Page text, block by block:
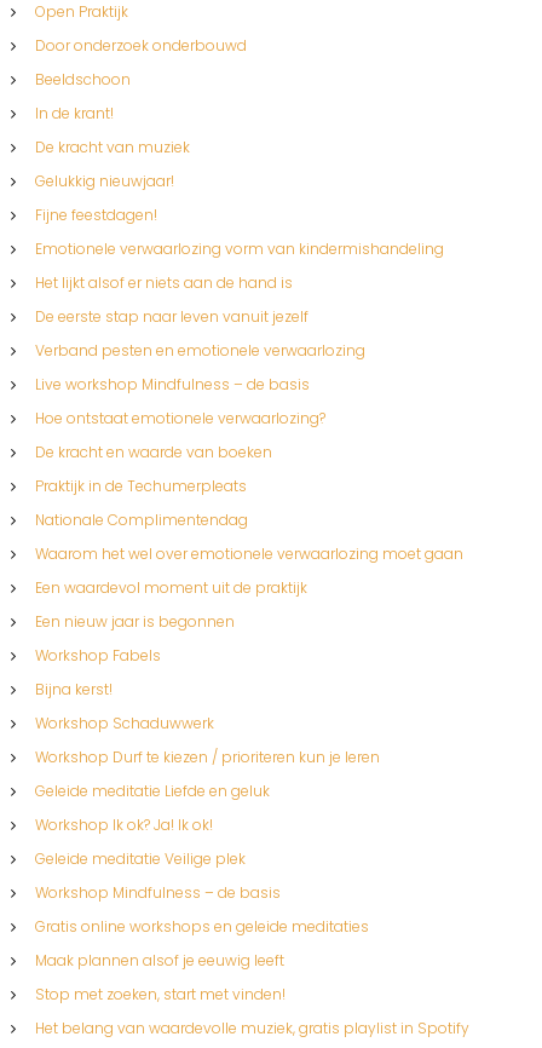
Open Praktijk
Door onderzoek onderbouwd
Beeldschoon
In de krant!
De kracht van muziek
Gelukkig nieuwjaar!
Fijne feestdagen!
Emotionele verwaarlozing vorm van kindermishandeling
Het lijkt alsof er niets aan de hand is
De eerste stap naar leven vanuit jezelf
Verband pesten en emotionele verwaarlozing
Live workshop Mindfulness – de basis
Hoe ontstaat emotionele verwaarlozing?
De kracht en waarde van boeken
Praktijk in de Techumerpleats
Nationale Complimentendag
Waarom het wel over emotionele verwaarlozing moet gaan
Een waardevol moment uit de praktijk
Een nieuw jaar is begonnen
Workshop Fabels
Bijna kerst!
Workshop Schaduwwerk
Workshop Durf te kiezen / prioriteren kun je leren
Geleide meditatie Liefde en geluk
Workshop Ik ok? Ja! Ik ok!
Geleide meditatie Veilige plek
Workshop Mindfulness – de basis
Gratis online workshops en geleide meditaties
Maak plannen alsof je eeuwig leeft
Stop met zoeken, start met vinden!
Het belang van waardevolle muziek, gratis playlist in Spotify